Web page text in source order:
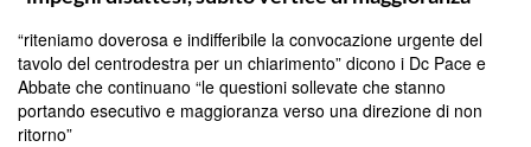
“riteniamo doverosa e indifferibile la convocazione urgente del
tavolo del centrodestra per un chiarimento” dicono i Dc Pace e
Abbate che continuano “le questioni sollevate che stanno
portando esecutivo e maggioranza verso una direzione di non
ritorno”